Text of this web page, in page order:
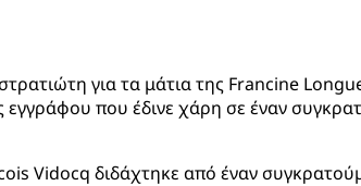
για τα μάτια της Francine
που έδινε χάρη σε έναν
Vidocq διδάχτηκε από έναν